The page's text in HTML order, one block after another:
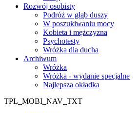
Rozwój osobisty
Podróż w głąb duszy
W poszukiwaniu mocy
Kobieta i mężczyzna
Psychotesty
Wróżka dla ducha
Archiwum
Wróżka
Wróżka - wydanie specjalne
Najlepsza okładka
TPL_MOBI_NAV_TXT